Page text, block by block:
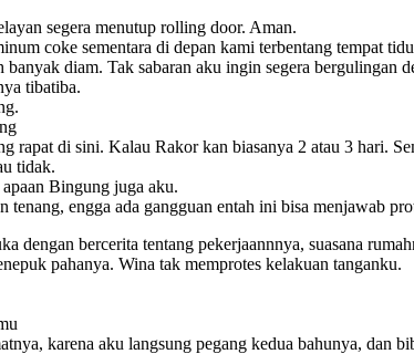
segera menutup rolling door. Aman.
coke sementara di depan kami terbentang tempat
diam. Tak sabaran aku ingin segera bergulingan
tibatiba.
rapat di sini. Kalau Rakor kan biasanya 2 atau 3 hari.
tidak.
Bingung juga aku.
tenang, engga ada gangguan entah ini bisa menjawab
dengan bercerita tentang pekerjaannnya, suasana
pahanya. Wina tak memprotes kelakuan tanganku.
karena aku langsung pegang kedua bahunya, dan